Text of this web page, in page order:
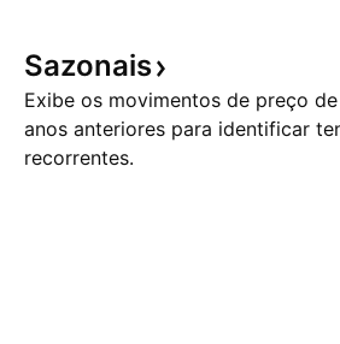
Sazonais
Exibe os movimentos de preço
anos anteriores para identificar
recorrentes.